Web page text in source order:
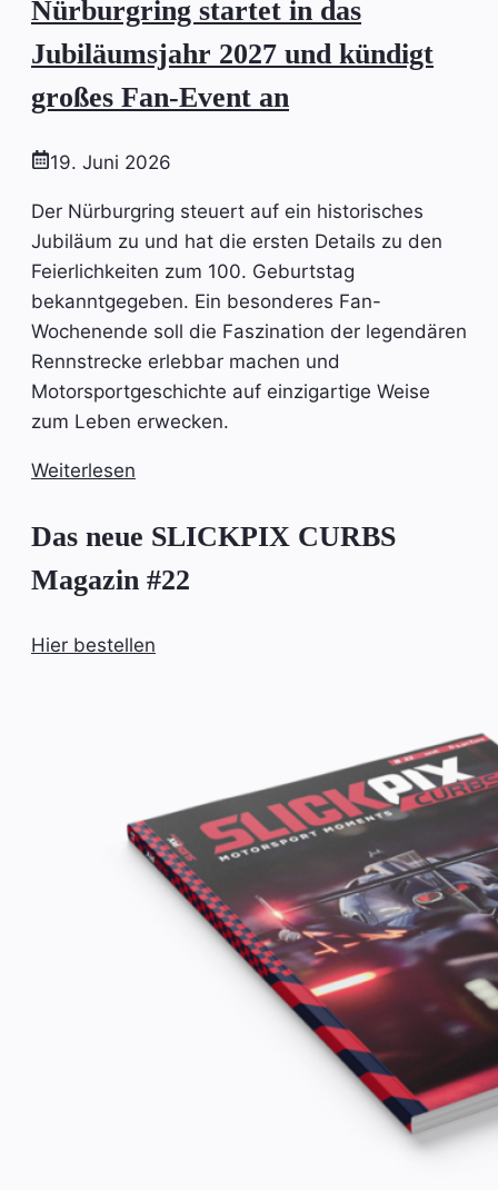
Nürburgring startet in das
Jubiläumsjahr 2027 und kündigt
großes Fan-Event an
19. Juni 2026
Der Nürburgring steuert auf ein historisches
Jubiläum zu und hat die ersten Details zu den
Feierlichkeiten zum 100. Geburtstag
bekanntgegeben. Ein besonderes Fan-
Wochenende soll die Faszination der legendären
Rennstrecke erlebbar machen und
Motorsportgeschichte auf einzigartige Weise
zum Leben erwecken.
Weiterlesen
Das neue SLICKPIX CURBS
Magazin #22
Hier bestellen